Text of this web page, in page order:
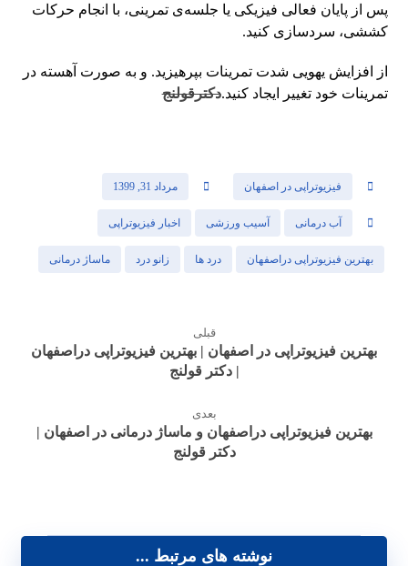
پس از پایان فعالی فیزیکی یا جلسه‌ی تمرینی، با انجام حرکات
کششی، سردسازی کنید.
از افزایش یهویی شدت تمرینات بپرهیزید. و به صورت آهسته در
تمرینات خود تغییر ایجاد کنید.دکترقولنج
فیزیوتراپی در اصفهان مرداد 31, 1399
آب درمانی آسیب ورزشی اخبار فیزیوتراپی
بهترین فیزیوتراپی دراصفهان درد ها زانو درد ماساژ درمانی
قبلی
بهترین فیزیوتراپی در اصفهان | بهترین فیزیوتراپی دراصفهان
| دکتر قولنج
بعدی
بهترین فیزیوتراپی دراصفهان و ماساژ درمانی در اصفهان |
دکتر قولنج
نوشته های مرتبط ...